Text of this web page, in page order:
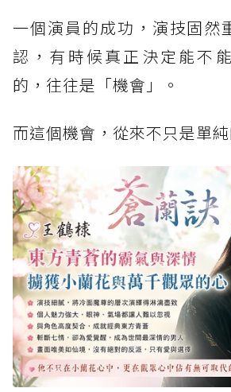
一個演員的成功，演技固然
認，有時候真正決定能不
的，往往是「機會」。
而這個機會，從來不只是單純